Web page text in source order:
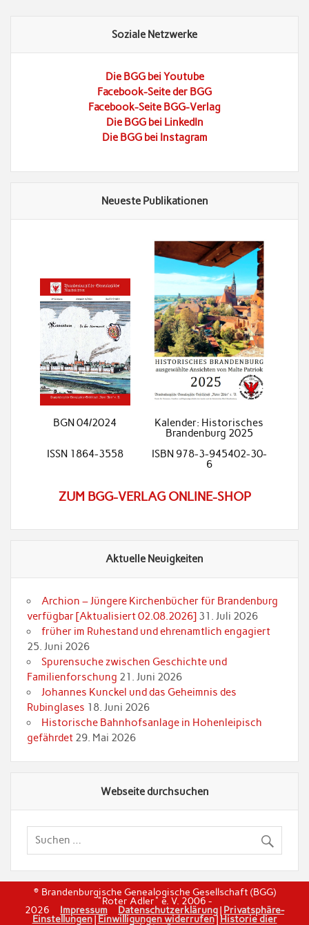
Soziale Netzwerke
Die BGG bei Youtube
Facebook-Seite der BGG
Facebook-Seite BGG-Verlag
Die BGG bei LinkedIn
Die BGG bei Instagram
Neueste Publikationen
BGN 04/2024
Kalender: Historisches
Brandenburg 2025
ISSN 1864-3558
ISBN 978-3-945402-30-
6
ZUM BGG-VERLAG ONLINE-SHOP
Aktuelle Neuigkeiten
Archion – Jüngere Kirchenbücher für Brandenburg
verfügbar [Aktualisiert 02.08.2026] 31. Juli 2026
früher im Ruhestand und ehrenamtlich engagiert
25. Juni 2026
Spurensuche zwischen Geschichte und
Familienforschung 21. Juni 2026
Johannes Kunckel und das Geheimnis des
Rubinglases 18. Juni 2026
Historische Bahnhofsanlage in Hohenleipisch
gefährdet 29. Mai 2026
Webseite durchsuchen
© Brandenburgische Genealogische Gesellschaft (BGG)
"Roter Adler" e. V. 2006 -
2026 Impressum Datenschutzerklärung| Privatsphäre-
Einstellungen| Einwilligungen widerrufen|Historie dier